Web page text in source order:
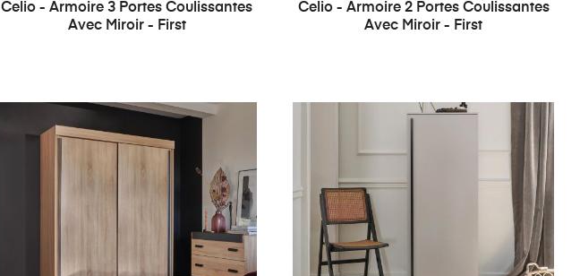
Celio - Armoire 3 Portes Coulissantes
Avec Miroir - First
Celio - Armoire 2 Portes Coulissantes
Avec Miroir - First